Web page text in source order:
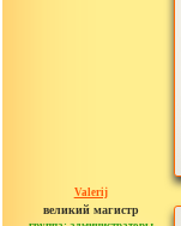
Valerij
великий магистр